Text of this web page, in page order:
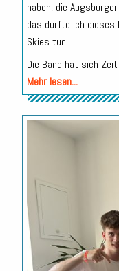
haben, die
das durfte ich dieses
Skies tun.
Die Band hat sich
Mehr lesen...